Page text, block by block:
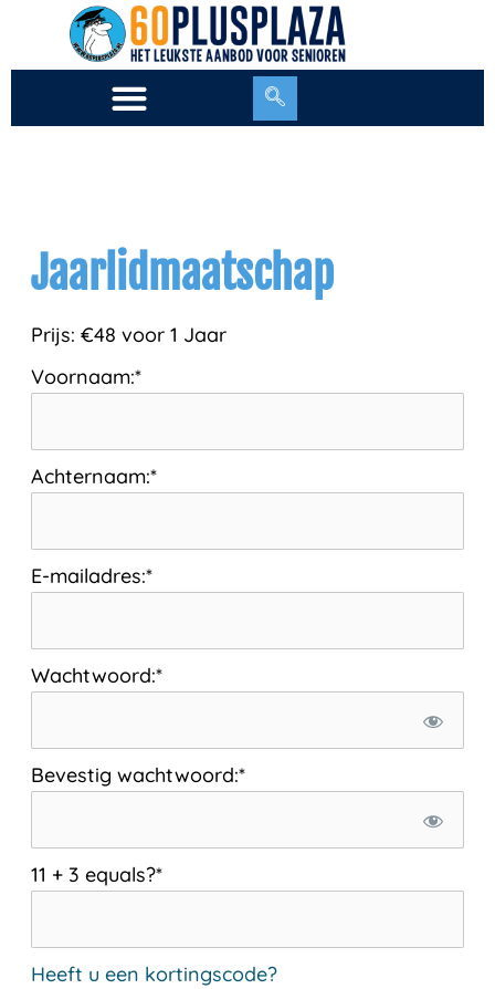
de
Jaarlidmaatschap
Prijs: €48 voor 1 Jaar
Voornaam:*
Achternaam:*
E-mailadres:*
Wachtwoord:*
Bevestig wachtwoord:*
11 + 3 equals?*
Heeft u een kortingscode?